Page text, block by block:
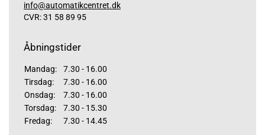
info@automatikcentret.dk
CVR: 31 58 89 95
Åbningstider
Mandag:
7.30 - 16.00
Tirsdag:
7.30 - 16.00
Onsdag:
7.30 - 16.00
Torsdag:
7.30 - 15.30
Fredag:
7.30 - 14.45